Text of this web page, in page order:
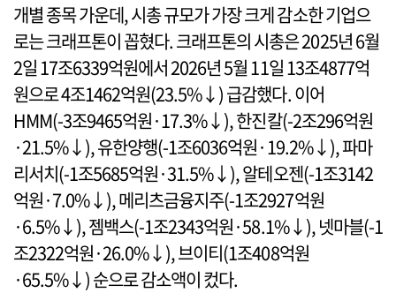
개별 종목 가운데, 시총 규모가 가장 크게 감소한 기업으
로는 크래프톤이 꼽혔다. 크래프톤의 시총은 2025년 6월
2일 17조6339억원에서 2026년 5월 11일 13조4877억
원으로 4조1462억원(23.5%↓) 급감했다. 이어
HMM(-3조9465억원·17.3%↓), 한진칼(-2조296억원
·21.5%↓), 유한양행(-1조6036억원·19.2%↓), 파마
리서치(-1조5685억원·31.5%↓), 알테오젠(-1조3142
억원·7.0%↓), 메리츠금융지주(-1조2927억원
·6.5%↓), 젬백스(-1조2343억원·58.1%↓), 넷마블(-1
조2322억원·26.0%↓), 브이티(1조408억원
·65.5%↓) 순으로 감소액이 컸다.